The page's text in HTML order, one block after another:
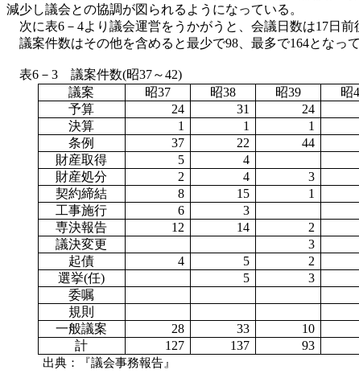
減少し議会との協調が図られるようになっている。
次に表6－4より議会運営をうかがうと、会議日数は17日
議案件数はその他を含めると最少で98、最多で164となっ
表6－3 議案件数(昭37～42)
議案
昭37 昭38 昭39 昭
予算
24 31 24
決算
1 1
1
条例
37 22 44
財産取得
5
4
財産処分
2 4 3
契約締結
8 15 1
工事施行
6
3
専決報告
12 14 2
議決変更
3
起債
4 5
2
選挙(任) 5 3
委嘱
規則
一般議案
28 33 10
計
127 137 93
出典：『議会事務報告』